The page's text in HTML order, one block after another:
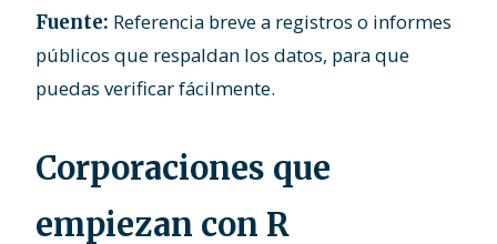
Fuente: Referencia breve a registros o informes
públicos que respaldan los datos, para que
puedas verificar fácilmente.
Corporaciones que
empiezan con R